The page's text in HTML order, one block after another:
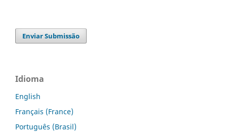
Enviar Submissão
Idioma
English
Français (France)
Português (Brasil)